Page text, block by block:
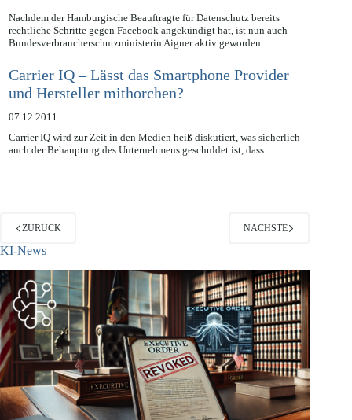
14.12.2011
Nachdem der Hamburgische Beauftragte für Datenschutz bereits
rechtliche Schritte gegen Facebook angekündigt hat, ist nun auch
Carrier IQ – Lässt das Smartphone Provider
und Hersteller mithorchen?
07.12.2011
Carrier IQ wird zur Zeit in den Medien heiß diskutiert, was sicherlich
ZURÜCK
KI-News